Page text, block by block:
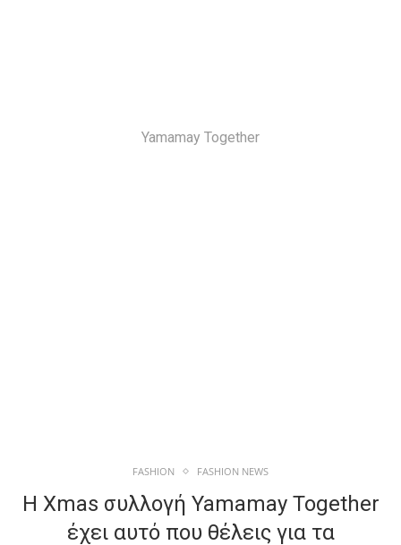
Yamamay Together
FASHION FASHION NEWS
Η Xmas συλλογή Yamamay Together
έχει αυτό που θέλεις για τα